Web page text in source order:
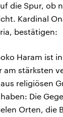
die Spur, ob
Kardinal
bestätigen:
Haram ist
am stärksten
religiösen
Die
Orten, die